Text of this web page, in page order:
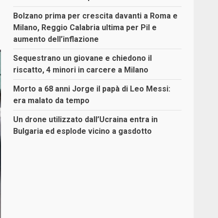
Bolzano prima per crescita davanti a Roma e
Milano, Reggio Calabria ultima per Pil e
aumento dell’inflazione
Sequestrano un giovane e chiedono il
riscatto, 4 minori in carcere a Milano
Morto a 68 anni Jorge il papà di Leo Messi:
era malato da tempo
Un drone utilizzato dall’Ucraina entra in
Bulgaria ed esplode vicino a gasdotto